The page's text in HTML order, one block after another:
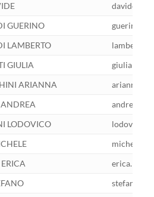
GUERINO
LAMBERTO
GIULIA
ARIANNA
LODOVICO
ERICA